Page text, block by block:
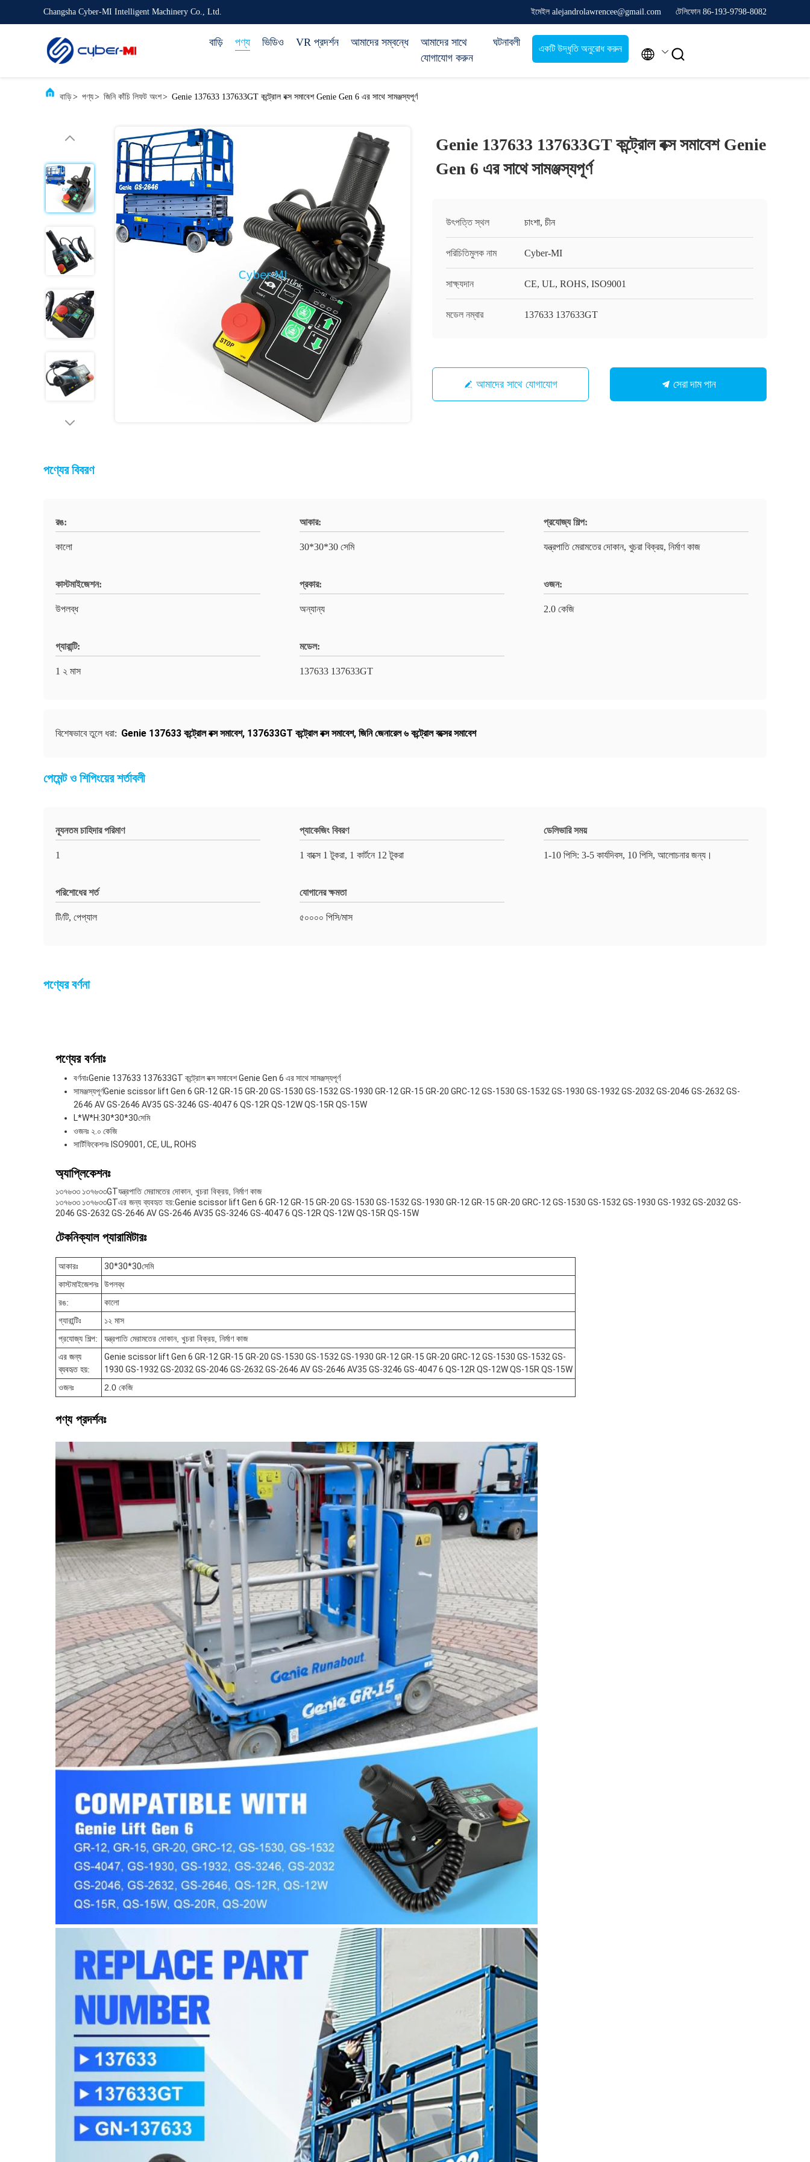
Changsha Cyber-MI Intelligent Machinery Co., Ltd. ইমেইল alejandrolawrencee@gmail.com টেলিফোন 86-193-9798-8082
বাড়ি পণ্য ভিডিও VR প্রদর্শন আমাদের সম্বন্ধে
আমাদের সাথে
যোগাযোগ করুন
ঘটনাবলী
একটি উদ্ধৃতি অনুরোধ করুন  
বাড়ি> পণ্য> জিনি কাঁচি লিফট অংশ> Genie 137633 137633GT কন্ট্রোল বক্স সমাবেশ Genie Gen 6 এর সাথে সামঞ্জস্যপূর্ণ
Genie 137633 137633GT কন্ট্রোল বক্স সমাবেশ Genie
Gen 6 এর সাথে সামঞ্জস্যপূর্ণ
উৎপত্তি স্থল চাংশা, চীন
পরিচিতিমুলক নাম Cyber-MI
সাক্ষ্যদান CE, UL, ROHS, ISO9001
মডেল নম্বার 137633 137633GT
আমাদের সাথে যোগাযোগ সেরা দাম পান
পণ্যের বিবরণ
রঙ:
কালো
আকার:
30*30*30 সেমি
প্রযোজ্য শিল্প:
যন্ত্রপাতি মেরামতের দোকান, খুচরা বিক্রয়, নির্মাণ কাজ
কাস্টমাইজেশন:
উপলব্ধ
প্রকার:
অন্যান্য
ওজন:
2.0 কেজি
গ্যারান্টি:
1 ২ মাস
মডেল:
137633 137633GT
বিশেষভাবে তুলে ধরা: Genie 137633 কন্ট্রোল বক্স সমাবেশ, 137633GT কন্ট্রোল বক্স সমাবেশ, জিনি জেনারেল ৬ কন্ট্রোল বক্সের সমাবেশ
পেমেন্ট ও শিপিংয়ের শর্তাবলী
ন্যূনতম চাহিদার পরিমাণ
1
প্যাকেজিং বিবরণ
1 বাক্সে 1 টুকরা, 1 কার্টনে 12 টুকরা
ডেলিভারি সময়
1-10 পিসি: 3-5 কার্যদিবস, 10 পিসি, আলোচনার জন্য।
পরিশোধের শর্ত
টি/টি, পেপ্যাল
যোগানের ক্ষমতা
৫০০০০ পিসি/মাস
পণ্যের বর্ণনা
পণ্যের বর্ণনাঃ
বর্ণনাঃGenie 137633 137633GT কন্ট্রোল বক্স সমাবেশ Genie Gen 6 এর সাথে সামঞ্জস্যপূর্ণ
সামঞ্জস্যপূর্ণGenie scissor lift Gen 6 GR-12 GR-15 GR-20 GS-1530 GS-1532 GS-1930 GR-12 GR-15 GR-20 GRC-12 GS-1530 GS-1532 GS-1930 GS-1932 GS-2032 GS-2046 GS-2632 GS-
2646 AV GS-2646 AV35 GS-3246 GS-4047 6 QS-12R QS-12W QS-15R QS-15W
L*W*H:30*30*30সেমি
ওজনঃ ২.০ কেজি
সার্টিফিকেশনঃ ISO9001, CE, UL, ROHS
অ্যাপ্লিকেশনঃ
১৩৭৬৩৩ ১৩৭৬৩৩GTযন্ত্রপাতি মেরামতের দোকান, খুচরা বিক্রয়, নির্মাণ কাজ
১৩৭৬৩৩ ১৩৭৬৩৩GTএর জন্য ব্যবহৃত হয়:Genie scissor lift Gen 6 GR-12 GR-15 GR-20 GS-1530 GS-1532 GS-1930 GR-12 GR-15 GR-20 GRC-12 GS-1530 GS-1532 GS-1930 GS-1932 GS-2032 GS-
2046 GS-2632 GS-2646 AV GS-2646 AV35 GS-3246 GS-4047 6 QS-12R QS-12W QS-15R QS-15W
টেকনিক্যাল প্যারামিটারঃ
আকারঃ 30*30*30সেমি
কাস্টমাইজেশনঃ উপলব্ধ
রঙ:
কালো
গ্যারান্টিঃ
১২ মাস
প্রযোজ্য শিল্প:
যন্ত্রপাতি মেরামতের দোকান, খুচরা বিক্রয়, নির্মাণ কাজ
এর জন্য
ব্যবহৃত হয়:
Genie scissor lift Gen 6 GR-12 GR-15 GR-20 GS-1530 GS-1532 GS-1930 GR-12 GR-15 GR-20 GRC-12 GS-1530 GS-1532 GS-
1930 GS-1932 GS-2032 GS-2046 GS-2632 GS-2646 AV GS-2646 AV35 GS-3246 GS-4047 6 QS-12R QS-12W QS-15R QS-15W
ওজনঃ
2.0 কেজি
পণ্য প্রদর্শনঃ